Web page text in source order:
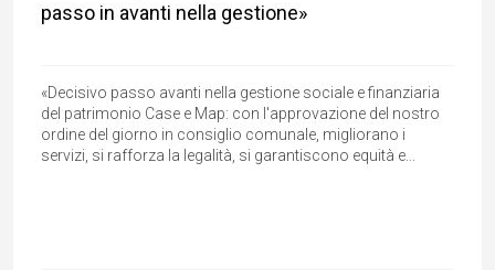
passo in avanti nella gestione»
«Decisivo passo avanti nella gestione sociale e finanziaria
del patrimonio Case e Map: con l'approvazione del nostro
ordine del giorno in consiglio comunale, migliorano i
servizi, si rafforza la legalità, si garantiscono equità e...